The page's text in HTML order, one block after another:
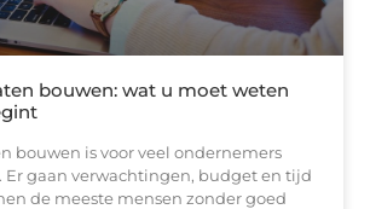
bouwen: wat u moet weten
bouwen is voor veel ondernemers
Er gaan verwachtingen, budget en tijd
de meeste mensen zonder goed